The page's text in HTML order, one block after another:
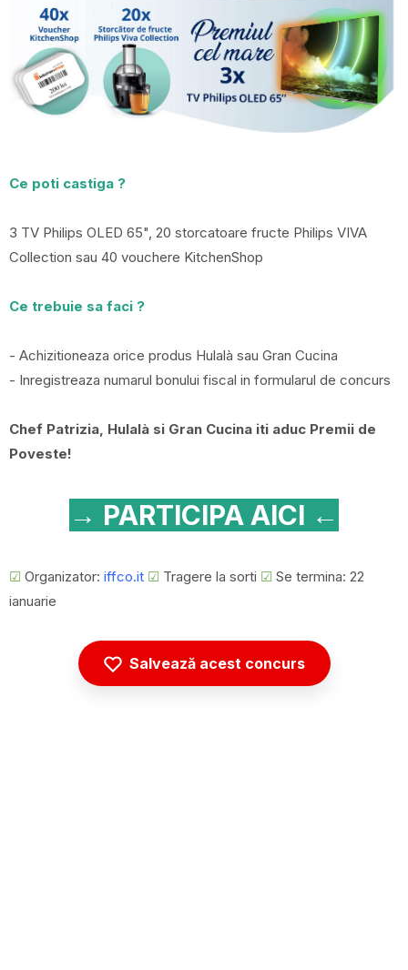
Ce poti castiga ?
3 TV Philips OLED 65", 20 storcatoare fructe Philips VIVA
Collection sau 40 vouchere KitchenShop
Ce trebuie sa faci ?
- Achizitioneaza orice produs Hulalà sau Gran Cucina
- Inregistreaza numarul bonului fiscal in formularul de concurs
Chef Patrizia, Hulalà si Gran Cucina iti aduc Premii de
Poveste!
→ PARTICIPA AICI ←
☑ Organizator: iffco.it ☑ Tragere la sorti ☑ Se termina: 22
ianuarie
Salvează acest concurs